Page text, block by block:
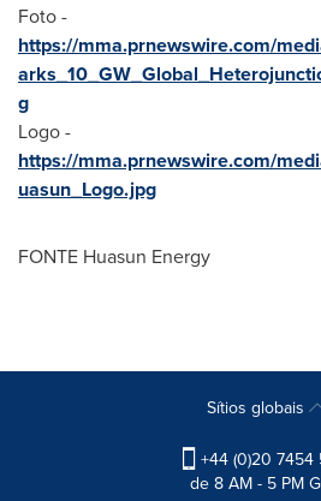
Foto -
https://mma.prnewswire.com/
g
Logo -
https://mma.prnewswire.com/
uasun_Logo.jpg
FONTE Huasun Energy
Sítios globais
+44 (0)20 7454
de 8 AM - 5 PM